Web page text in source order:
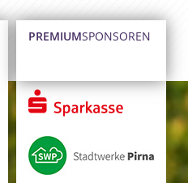
PREMIUMSPONSOREN